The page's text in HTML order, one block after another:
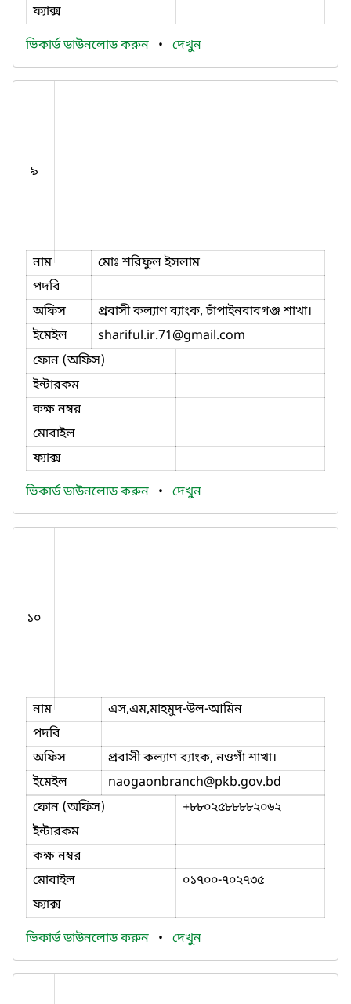
ফ্যাক্স
ভিকার্ড ডাউনলোড করুন • দেখুন
৯
নাম
মোঃ শরিফুল ইসলাম
পদবি
অফিস
প্রবাসী কল্যাণ ব্যাংক, চাঁপাইনবাবগঞ্জ শাখা।
ইমেইল
shariful.ir.71@gmail.com
ফোন (অফিস)
ইন্টারকম
কক্ষ নম্বর
মোবাইল
ফ্যাক্স
ভিকার্ড ডাউনলোড করুন • দেখুন
১০
নাম
এস,এম,মাহমুদ-উল-আমিন
পদবি
অফিস
প্রবাসী কল্যাণ ব্যাংক, নওগাঁ শাখা।
ইমেইল
naogaonbranch@pkb.gov.bd
ফোন (অফিস)
+৮৮০২৫৮৮৮৮২০৬২
ইন্টারকম
কক্ষ নম্বর
মোবাইল
০১৭০০-৭০২৭৩৫
ফ্যাক্স
ভিকার্ড ডাউনলোড করুন • দেখুন